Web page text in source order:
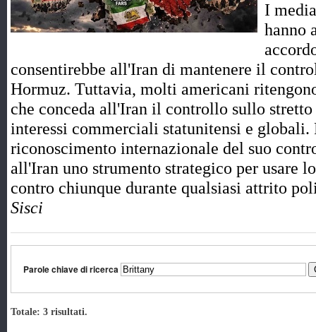
I
hanno
consentirebbe all'Iran di mantenere il
Hormuz. Tuttavia, molti americani
che conceda all'Iran il controllo sullo stretto
interessi commerciali statunitensi e globali.
riconoscimento internazionale del suo
all'Iran uno strumento strategico per usare
contro chiunque durante qualsiasi attrito
Sisci
Parole chiave di ricerca
Totale: 3 risultati.